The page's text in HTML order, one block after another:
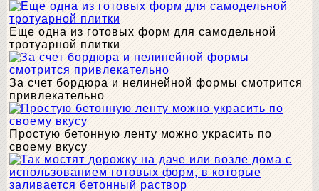
Еще одна из готовых форм для самодельной
тротуарной плитки
За счет бордюра и нелинейной формы смотрится
привлекательно
Простую бетонную ленту можно украсить по
своему вкусу